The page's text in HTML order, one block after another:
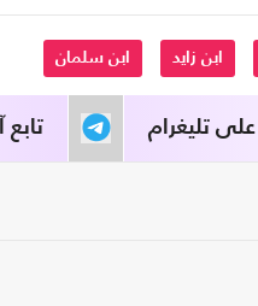
ابن زايد ابن سلمان
تابع تليغرام